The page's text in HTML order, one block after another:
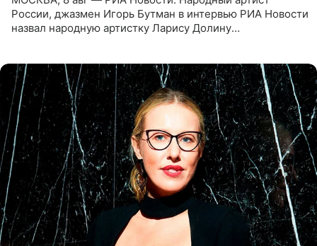
России, джазмен Игорь Бутман в интервью РИА Новости
назвал народную артистку Ларису Долину